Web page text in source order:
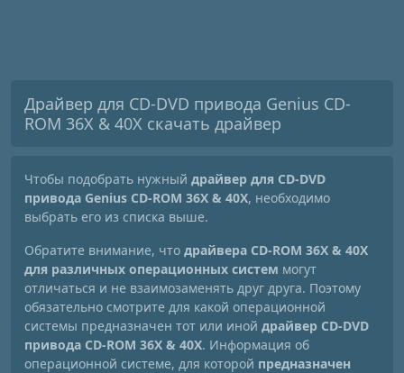
Драйвер для CD-DVD привода Genius CD-
ROM 36X & 40X скачать драйвер
Чтобы подобрать нужный драйвер для CD-DVD
привода Genius CD-ROM 36X & 40X, необходимо
выбрать его из списка выше.
Обратите внимание, что драйвера CD-ROM 36X & 40X
для различных операционных систем могут
отличаться и не взаимозаменять друг друга. Поэтому
обязательно смотрите для какой операционной
системы предназначен тот или иной драйвер CD-DVD
привода CD-ROM 36X & 40X. Информация об
операционной системе, для которой предназначен